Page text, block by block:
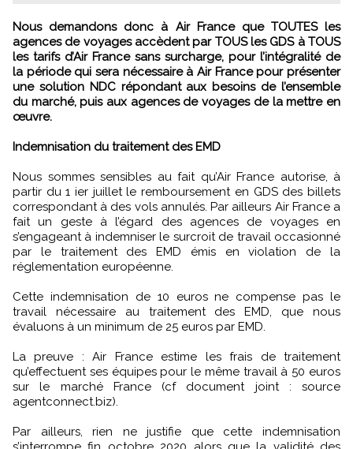
Nous demandons donc à Air France que TOUTES les
agences de voyages accèdent par TOUS les GDS à TOUS
les tarifs d’Air France sans surcharge, pour l’intégralité de
la période qui sera nécessaire à Air France pour présenter
une solution NDC répondant aux besoins de l’ensemble
du marché, puis aux agences de voyages de la mettre en
œuvre.
Indemnisation du traitement des EMD
Nous sommes sensibles au fait qu’Air France autorise, à
partir du 1 ier juillet le remboursement en GDS des billets
correspondant à des vols annulés. Par ailleurs Air France a
fait un geste à l’égard des agences de voyages en
s’engageant à indemniser le surcroit de travail occasionné
par le traitement des EMD émis en violation de la
réglementation européenne.
Cette indemnisation de 10 euros ne compense pas le
travail nécessaire au traitement des EMD, que nous
évaluons à un minimum de 25 euros par EMD.
La preuve : Air France estime les frais de traitement
qu’effectuent ses équipes pour le même travail à 50 euros
sur le marché France (cf document joint : source
agentconnect.biz).
Par ailleurs, rien ne justifie que cette indemnisation